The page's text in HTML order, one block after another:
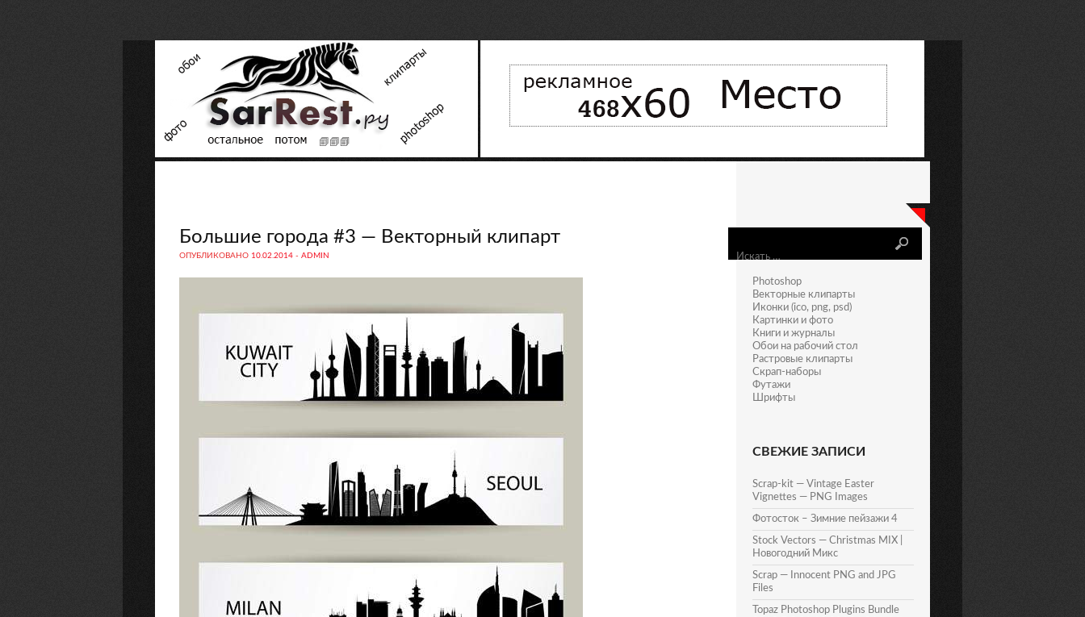
Большие города #3 — Векторный клипарт
ОПУБЛИКОВАНО 10.02.2014 - ADMIN
Photoshop
Векторные клипарты
Иконки (ico, png, psd)
Картинки и фото
Книги и журналы
Обои на рабочий стол
Растровые клипарты
Скрап-наборы
Футажи
Шрифты
СВЕЖИЕ ЗАПИСИ
Scrap-kit — Vintage Easter
Vignettes — PNG Images
Фотосток – Зимние пейзажи 4
Stock Vectors — Christmas MIX |
Новогодний Микс
Scrap — Innocent PNG and JPG
Files
Topaz Photoshop Plugins Bundle